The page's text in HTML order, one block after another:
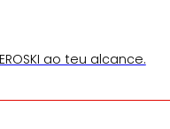
ao teu alcance.